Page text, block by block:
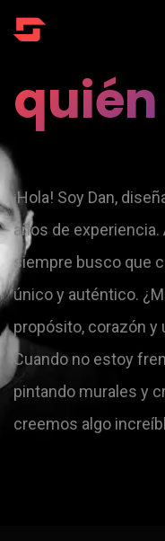
¡Hola! Soy Dan,
años de experiencia.
siempre busco que
único y auténtico.
propósito, corazón y
Cuando no estoy
pintando murales y
creemos algo